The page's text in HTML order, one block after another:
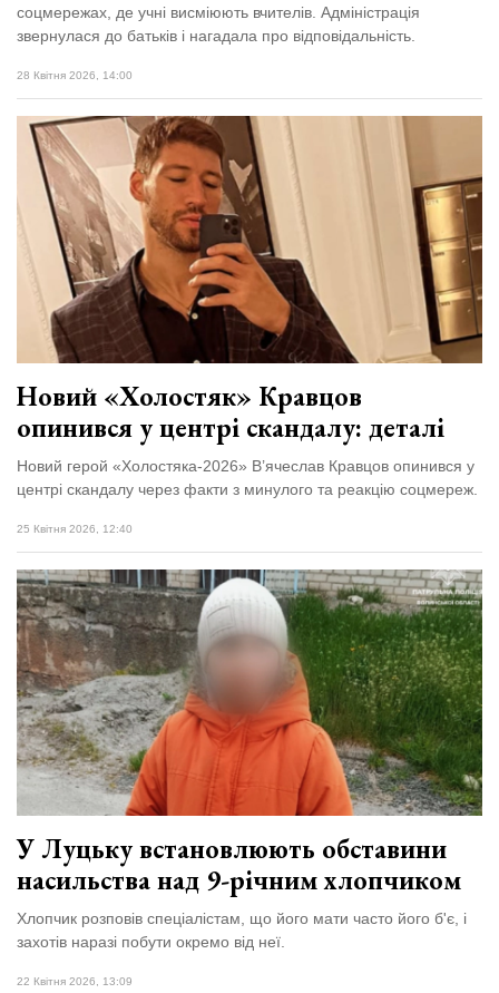
соцмережах, де учні висміюють вчителів. Адміністрація
звернулася до батьків і нагадала про відповідальність.
28 Квітня 2026, 14:00
Новий «Холостяк» Кравцов
опинився у центрі скандалу: деталі
Новий герой «Холостяка-2026» В’ячеслав Кравцов опинився у
центрі скандалу через факти з минулого та реакцію соцмереж.
25 Квітня 2026, 12:40
У Луцьку встановлюють обставини
насильства над 9-річним хлопчиком
Хлопчик розповів спеціалістам, що його мати часто його б'є, і
захотів наразі побути окремо від неї.
22 Квітня 2026, 13:09